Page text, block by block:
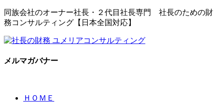
同族会社のオーナー社長・２代目社長専門 社長のための財
務コンサルティング【日本全国対応】
メルマガバナー
ＨＯＭＥ